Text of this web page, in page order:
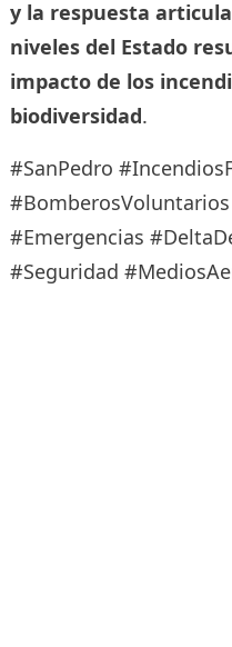
y la respuesta
niveles del Estado
impacto de los
biodiversidad.
#SanPedro
#Emergencias
#Seguridad